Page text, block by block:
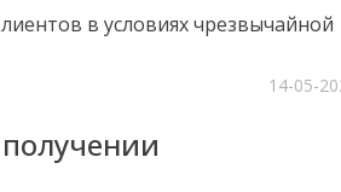
в условиях чрезвычайной
14-05-